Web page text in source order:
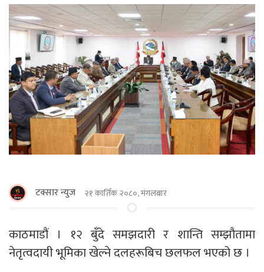
टक्सार न्युज २१ कार्तिक २०८०, मंगलबार
काठमाडौं । १२ बुँदे समझदारी र शान्ति सम्झौतामा
नेतृत्वदायी भूमिका खेल्ने दलहरूबिच छलफल भएको छ ।